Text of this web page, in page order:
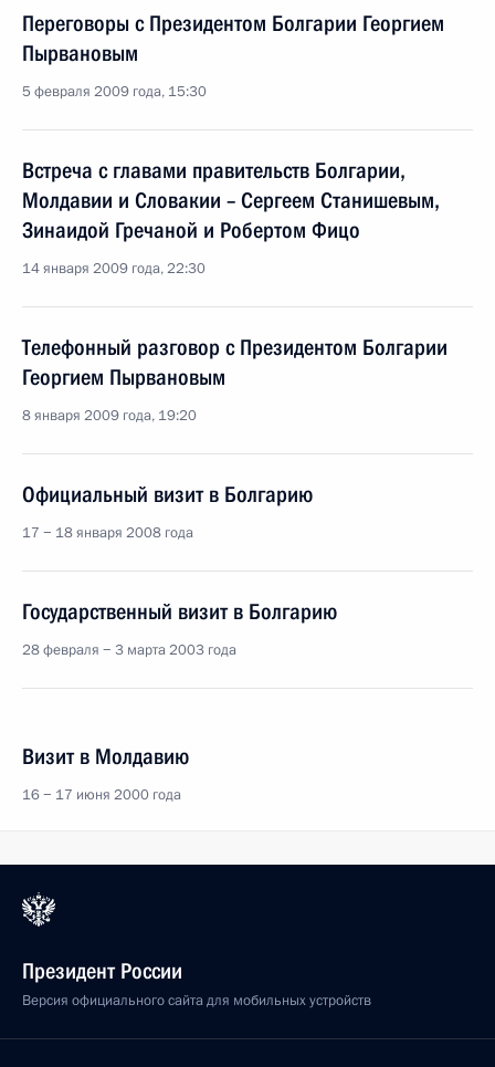
Переговоры с Президентом Болгарии Георгием
Пырвановым
5 февраля 2009 года, 15:30
Встреча с главами правительств Болгарии,
Молдавии и Словакии – Сергеем Станишевым,
Зинаидой Гречаной и Робертом Фицо
14 января 2009 года, 22:30
Телефонный разговор с Президентом Болгарии
Георгием Пырвановым
8 января 2009 года, 19:20
Официальный визит в Болгарию
17 − 18 января 2008 года
Государственный визит в Болгарию
28 февраля − 3 марта 2003 года
Визит в Молдавию
16 − 17 июня 2000 года
Президент России
Версия официального сайта для мобильных устройств